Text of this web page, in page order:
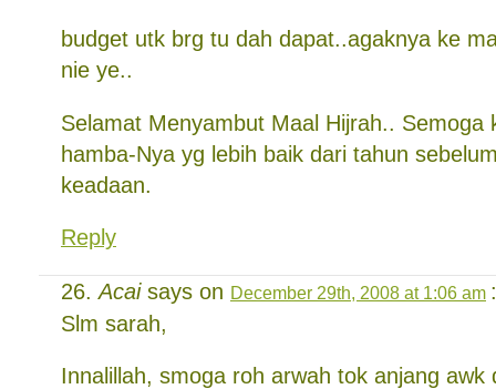
budget utk brg tu dah dapat..agaknya ke
nie ye..
Selamat Menyambut Maal Hijrah.. Semoga
hamba-Nya yg lebih baik dari tahun
keadaan.
Reply
Acaisays on December 29th, 2008 at 1:06 am :
Slm sarah,
Innalillah, smoga roh arwah tok anjang awk